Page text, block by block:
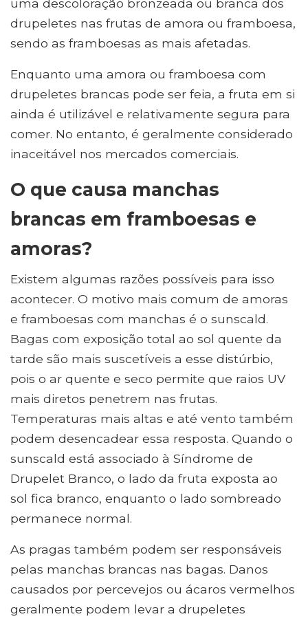
uma descoloração bronzeada ou branca dos
drupeletes nas frutas de amora ou framboesa,
sendo as framboesas as mais afetadas.
Enquanto uma amora ou framboesa com
drupeletes brancas pode ser feia, a fruta em si
ainda é utilizável e relativamente segura para
comer. No entanto, é geralmente considerado
inaceitável nos mercados comerciais.
O que causa manchas
brancas em framboesas e
amoras?
Existem algumas razões possíveis para isso
acontecer. O motivo mais comum de amoras
e framboesas com manchas é o sunscald.
Bagas com exposição total ao sol quente da
tarde são mais suscetíveis a esse distúrbio,
pois o ar quente e seco permite que raios UV
mais diretos penetrem nas frutas.
Temperaturas mais altas e até vento também
podem desencadear essa resposta. Quando o
sunscald está associado à Síndrome de
Drupelet Branco, o lado da fruta exposta ao
sol fica branco, enquanto o lado sombreado
permanece normal.
As pragas também podem ser responsáveis ​​
pelas manchas brancas nas bagas. Danos
causados ​​por percevejos ou ácaros vermelhos
geralmente podem levar a drupeletes